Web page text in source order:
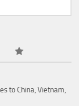
to China, Vietnam,